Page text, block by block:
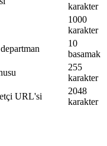
karakter
1000
karakter
10
basamak
255
karakter
URL'si
2048
karakter